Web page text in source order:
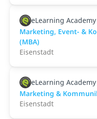
eLearning Academy
Marketing, Event- &
(MBA)
Eisenstadt
eLearning Academy
Marketing &
Eisenstadt